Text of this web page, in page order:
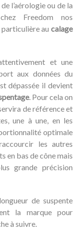
l’aérologie ou de la
Freedom nos
au calage
et une
aux données du
dépassée il devient
. Pour cela on
de référence et
une à une, en les
optimale
les autres
en bas de cône mais
grande précision
de suspente
la marque pour
à suivre.